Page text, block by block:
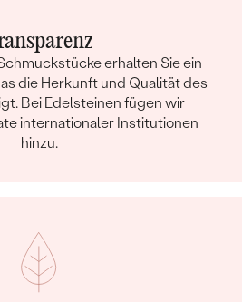
erhalten Sie ein
die Herkunft und Qualität des
Bei Edelsteinen fügen wir
internationaler Institutionen
hinzu.